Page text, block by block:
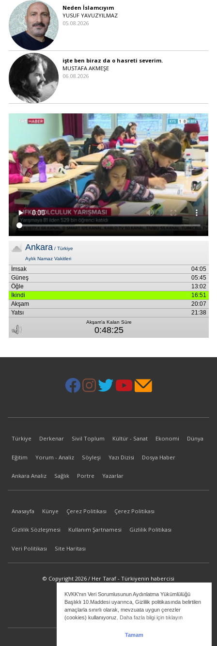
KVKK'nın Veri Sorumlusunun Aydınlatma Yükümlülüğü
Başlıklı 10.Maddesi uyarınca, Gizlilik politikasında belirtilen
amaçlarla sınırlı olarak, mevzuata uygun çerezler
(cookies) kullanıyoruz. Daha fazla bilgi için tıklayın
Tamam
Neden İslamcıyım
YUSUF YAVUZYILMAZ
05.08.2026
işte ben biraz da o hasreti severim.
MUSTAFA AKMEŞE
06.08.2026
Türkiye Derkenar Sivil Toplum Kültür - Sanat Ekonomi Dünya
Eğitim Yorum - Analiz Söyleşi Yazı Dizisi Dosya Haber
Ankara Analiz Sağlık Portre Yazarlar
Anasayfa Künye Çerez Politikası Çerez Politikası
Gizlilik Sözleşmesi Kullanım Şartnamesi Gizlilik Politikası
Veri Politikası Site Haritası
© Copyright 2026 / Her Taraf - Türkiyenin habercisi
bilgi@hertaraf.com